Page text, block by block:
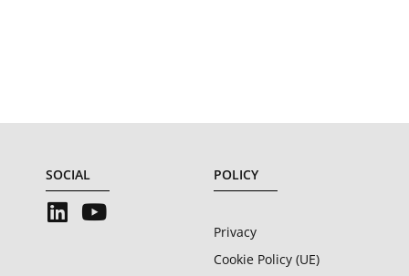
SOCIAL POLICY
Privacy
Cookie Policy (UE)